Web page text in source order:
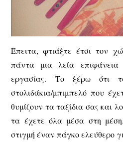
Έπειτα, φτιάξτε έτσι τον
πάντα μια λεία
εργασίας. Το ξέρω ότι
στολιδάκια/μπιμπελό που
θυμίζουν τα ταξίδια σας και
τα έχετε όλα μέσα στη
στιγμή έναν πάγκο ελεύθερο